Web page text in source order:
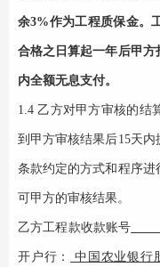
余3%作为工程质保金。
合格之日算起一年后甲方
内全额无息支付。
1.4 乙方对甲方审核的结
到甲方审核结果后15天内
条款约定的方式和程序进
可甲方的审核结果。
乙方工程款收款账号
开户行： 中国农业银行